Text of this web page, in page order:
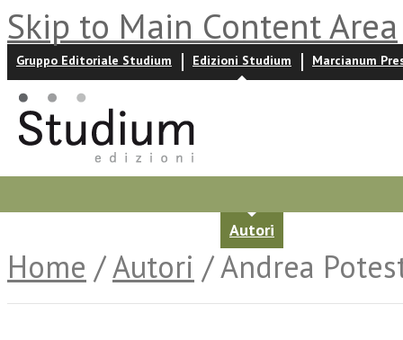
Skip to Main Content Area
Gruppo Editoriale Studium Edizioni Studium Marcianum
Autori
Home /Autori / Andrea